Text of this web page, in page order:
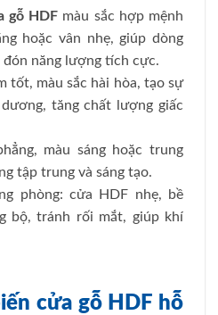
gỗ HDF màu sắc hợp mệnh
hoặc vân nhẹ, giúp dòng
năng lượng tích cực.
tốt, màu sắc hài hòa, tạo sự
tăng chất lượng giấc
màu sáng hoặc trung
tập trung và sáng tạo.
phòng: cửa HDF nhẹ, bề
bộ, tránh rối mắt, giúp khí
cửa gỗ HDF hỗ